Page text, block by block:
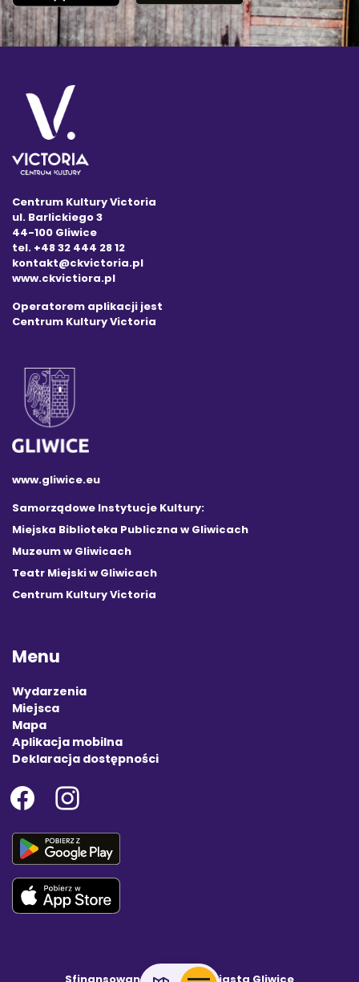
Centrum Kultury Victoria
ul. Barlickiego 3
44-100 Gliwice
tel. +48 32 444 28 12
kontakt@ckvictoria.pl
www.ckvictiora.pl
Operatorem aplikacji jest
Centrum Kultury Victoria
www.gliwice.eu
Samorządowe Instytucje Kultury:
Miejska Biblioteka Publiczna w Gliwicach
Muzeum w Gliwicach
Teatr Miejski w Gliwicach
Centrum Kultury Victoria
Menu
Wydarzenia
Miejsca
Mapa
Aplikacja mobilna
Deklaracja dostępności